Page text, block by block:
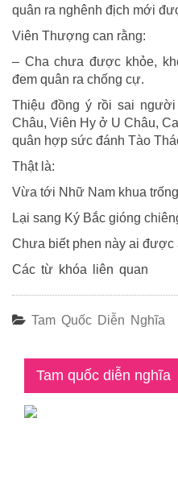
quân ra nghênh địch mới
Viên Thượng can rằng:
– Cha chưa được khỏe,
đem quân ra chống cự.
Thiệu đồng ý rồi sai
Châu, Viên Hy ở U Châu,
quân hợp sức đánh Tào
Thật là:
Vừa tới Nhữ Nam khua
Lại sang Ký Bắc gióng
Chưa biết phen này ai được
Các từ khóa liên quan
Tam Quốc Diễn Nghĩa
Tam quốc diễn nghĩa